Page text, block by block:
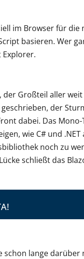
im Browser für die
basieren. Wer
der Großteil aller
der
dabei. Das
wie C# und .NET
noch zu
schließt das
schon lange darüber